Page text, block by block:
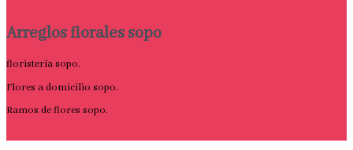
Arreglos florales sopo
floristería sopo.
Flores a domicilio sopo.
Ramos de flores sopo.